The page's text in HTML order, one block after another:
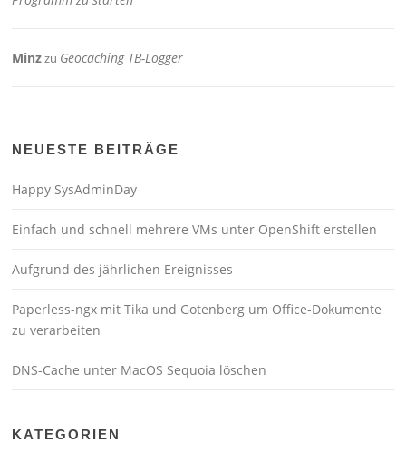
Minzzu Geocaching TB-Logger
NEUESTE BEITRÄGE
Happy SysAdminDay
Einfach und schnell mehrere VMs unter OpenShift erstellen
Aufgrund des jährlichen Ereignisses
Paperless-ngx mit Tika und Gotenberg um Office-Dokumente
zu verarbeiten
DNS-Cache unter MacOS Sequoia löschen
KATEGORIEN